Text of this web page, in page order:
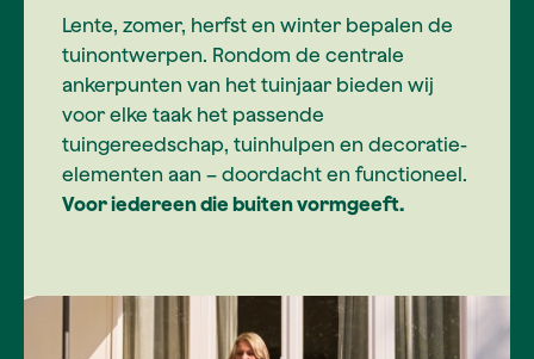
Lente, zomer, herfst en winter bepalen de
tuinontwerpen. Rondom de centrale
ankerpunten van het tuinjaar bieden wij
voor elke taak het passende
tuingereedschap, tuinhulpen en decoratie-
elementen aan – doordacht en functioneel.
Voor iedereen die buiten vormgeeft.